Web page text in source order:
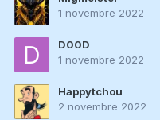
1 novembre 2022
D00D
1 novembre 2022
Happytchou
2 novembre 2022